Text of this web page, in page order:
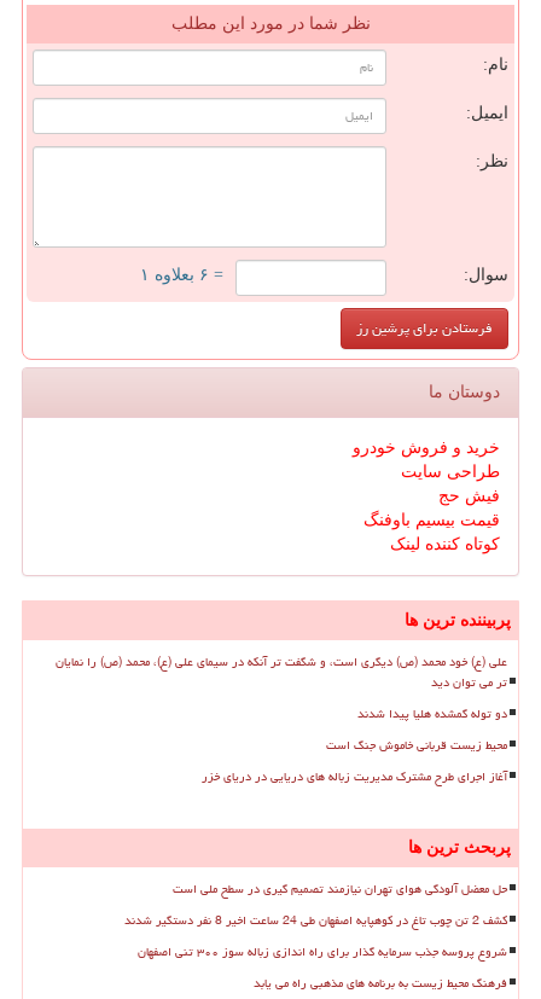
نظر شما در مورد این مطلب
نام:
ایمیل:
نظر:
سوال: = ۶ بعلاوه ۱
دوستان ما
خرید و فروش خودرو
طراحی سایت
فیش حج
قیمت بیسیم باوفنگ
کوتاه کننده لینک
پربیننده ترین ها
علی (ع) خود محمد (ص) دیگری است، و شگفت تر آنکه در سیمای علی (ع)، محمد (ص) را نمایان
تر می توان دید
دو توله گمشده هلیا پیدا شدند
محیط زیست قربانی خاموش جنگ است
آغاز اجرای طرح مشترک مدیریت زباله های دریایی در دریای خزر
پربحث ترین ها
حل معضل آلودگی هوای تهران نیازمند تصمیم گیری در سطح ملی است
کشف 2 تن چوب تاغ در کوهپایه اصفهان طی 24 ساعت اخیر 8 نفر دستگیر شدند
شروع پروسه جذب سرمایه گذار برای راه اندازی زباله سوز ۳۰۰ تنی اصفهان
فرهنگ محیط زیست به برنامه های مذهبی راه می یابد